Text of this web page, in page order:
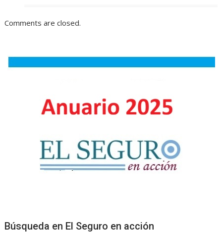
Comments are closed.
Búsqueda en El Seguro en acción